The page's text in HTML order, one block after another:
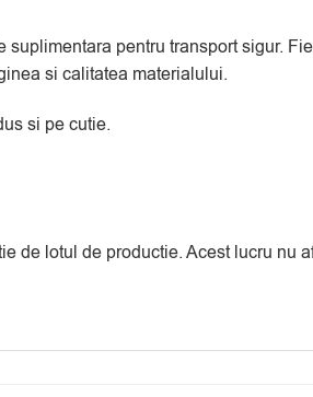
pentru transport sigur.
si calitatea materialului.
si pe cutie.
de lotul de productie. Acest lucru